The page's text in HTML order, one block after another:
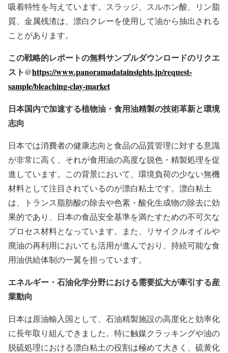
吸着特性を与えています。スラッジ、スルホン酸、リン脂
質、金属残渣は、漂白クレーを使用して油から抽出される
ことがあります。
この戦略的レポートの無料サンプルダウンロードのリクエ
スト@https://www.panoramadatainsights.jp/request-
sample/bleaching-clay-market
日本国内で加速する植物油・食用油精製の技術革新と環境
志向
日本では消費者の健康志向と食品の品質管理に対する意識
が非常に高く、それが食用油の高度な脱色・精製処理を促
進しています。この背景において、環境負荷の少ない無機
材料として注目されているのが漂白粘土です。漂白粘土
は、トランス脂肪酸の除去や色素・酸化生成物の除去に効
果的であり、日本の食品安全基準を満たすための不可欠な
プロセス材料となっています。また、リサイクルオイルや
廃油の再利用においても活用が進んでおり、持続可能な食
用油供給体制の一翼を担っています。
エネルギー・石油化学分野における需要拡大が牽引する産
業動向
日本は原油輸入国として、石油精製施設の高度化と効率化
に長年取り組んできました。特に触媒クラッキングや油の
脱硫処理における漂白粘土の役割は極めて大きく、硫黄化